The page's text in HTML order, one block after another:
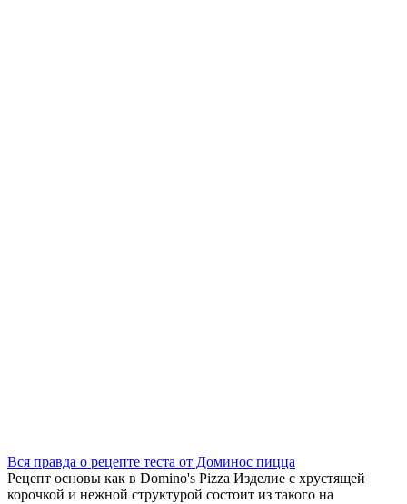
Вся правда о рецепте теста от Доминос пицца
Рецепт основы как в Domino's Pizza Изделие с хрустящей
корочкой и нежной структурой состоит из такого на